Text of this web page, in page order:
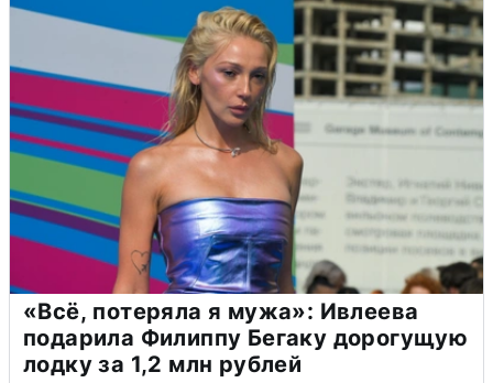
«Всё, потеряла я мужа»: Ивлеева
подарила Филиппу Бегаку дорогущую
лодку за 1,2 млн рублей